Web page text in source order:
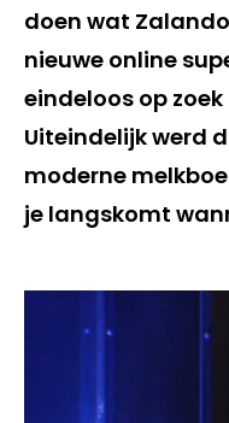
doen wat
nieuwe online
eindeloos op
Uiteindelijk werd
moderne
je langskomt